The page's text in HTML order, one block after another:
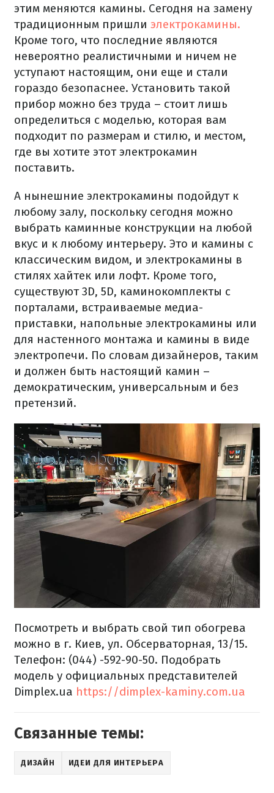
этим меняются камины. Сегодня на замену
традиционным пришли электрокамины.
Кроме того, что последние являются
невероятно реалистичными и ничем не
уступают настоящим, они еще и стали
гораздо безопаснее. Установить такой
прибор можно без труда – стоит лишь
определиться с моделью, которая вам
подходит по размерам и стилю, и местом,
где вы хотите этот электрокамин
поставить.
А нынешние электрокамины подойдут к
любому залу, поскольку сегодня можно
выбрать каминные конструкции на любой
вкус и к любому интерьеру. Это и камины с
классическим видом, и электрокамины в
стилях хайтек или лофт. Кроме того,
существуют 3D, 5D, каминокомплекты с
порталами, встраиваемые медиа-
приставки, напольные электрокамины или
для настенного монтажа и камины в виде
электропечи. По словам дизайнеров, таким
и должен быть настоящий камин –
демократическим, универсальным и без
претензий.
Посмотреть и выбрать свой тип обогрева
можно в г. Киев, ул. Обсерваторная, 13/15.
Телефон: (044) -592-90-50. Подобрать
модель у официальных представителей
Dimplex.ua https://dimplex-kaminy.com.ua
Связанные темы:
ДИЗАЙН ИДЕИ ДЛЯ ИНТЕРЬЕРА